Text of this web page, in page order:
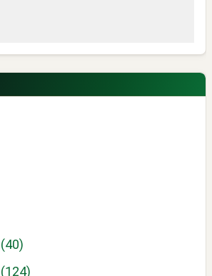
Versi EduRank 2026
(40)
(124)